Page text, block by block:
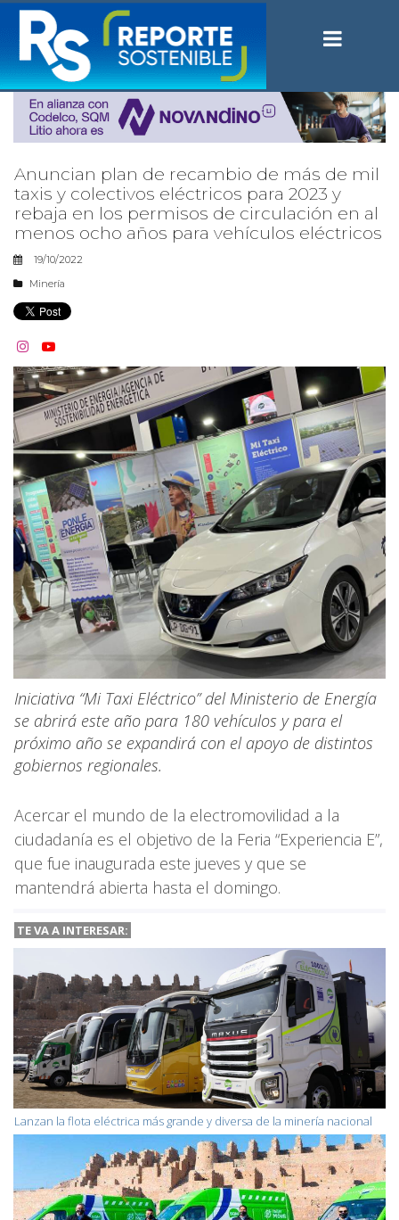
Anuncian plan de recambio de más de mil
taxis y colectivos eléctricos para 2023 y
rebaja en los permisos de circulación en al
menos ocho años para vehículos eléctricos
19/10/2022
Minería
 
Iniciativa “Mi Taxi Eléctrico” del Ministerio de Energía
se abrirá este año para 180 vehículos y para el
próximo año se expandirá con el apoyo de distintos
gobiernos regionales.
Acercar el mundo de la electromovilidad a la
ciudadanía es el objetivo de la Feria “Experiencia E”,
que fue inaugurada este jueves y que se
mantendrá abierta hasta el domingo.
TE VA A INTERESAR:
Lanzan la flota eléctrica más grande y diversa de la minería nacional